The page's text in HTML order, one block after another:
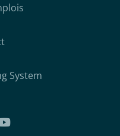
System